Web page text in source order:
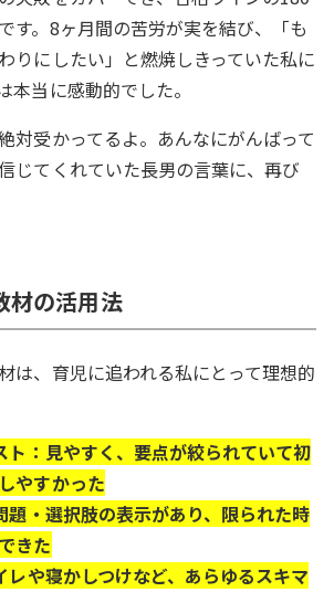
す。8ヶ月間の苦労が実を結び、「も
りにしたい」と燃焼しきっていた私に
本当に感動的でした。
対受かってるよ。あんなにがんばって
じてくれていた長男の言葉に、再び
材の活用法
は、育児に追われる私にとって理想的
ト：見やすく、要点が絞られていて初
やすかった
題・選択肢の表示があり、限られた時
きた
レや寝かしつけなど、あらゆるスキマ